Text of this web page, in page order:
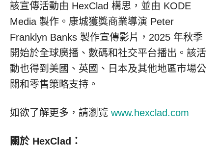
該宣傳活動由 HexClad 構思，並由 KODE
Media 製作。康城獲獎商業導演 Peter
Franklyn Banks 製作宣傳影片，2025 年秋季
開始於全球廣播、數碼和社交平台播出。該活
動也得到美國、英國、日本及其他地區市場公
關和零售策略支持。
如欲了解更多，請瀏覽 www.hexclad.com
關於 HexClad：